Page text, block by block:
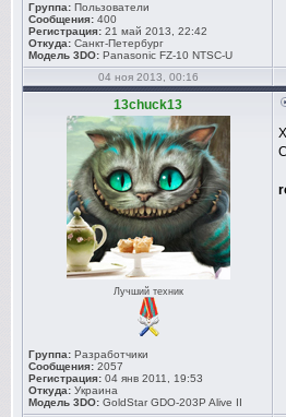
Группа: Пользователи
Сообщения: 400
Регистрация: 21 май 2013, 22:42
Откуда: Санкт-Петербург
Модель 3DO: Panasonic FZ-10 NTSC-U
04 ноя 2013, 00:16
13chuck13
Лучший техник
Группа: Разработчики
Сообщения: 2057
Регистрация: 04 янв 2011, 19:53
Откуда: Украина
Модель 3DO: GoldStar GDO-203P Alive II